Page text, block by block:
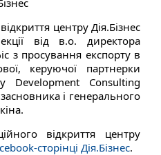
центру Дія.Бізнес
від в.о. директора
з просування експорту в
керуючої партнерки
Development Consulting
і генерального
відкриття центру
сторінці Дія.Бізнес.